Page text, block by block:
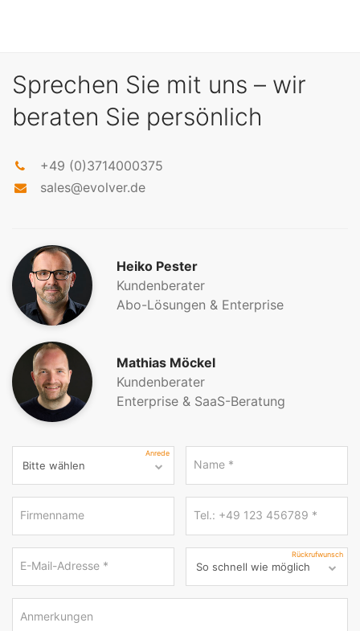
Sprechen Sie mit uns – wir
beraten Sie persönlich
+49 (0)3714000375
sales@evolver.de
Heiko Pester
Kundenberater
Abo-Lösungen & Enterprise
Mathias Möckel
Kundenberater
Enterprise & SaaS-Beratung
Anrede
Name *
Firmenname Tel.: +49 123 456789 *
E-Mail-Adresse *
Rückrufwunsch
Anmerkungen